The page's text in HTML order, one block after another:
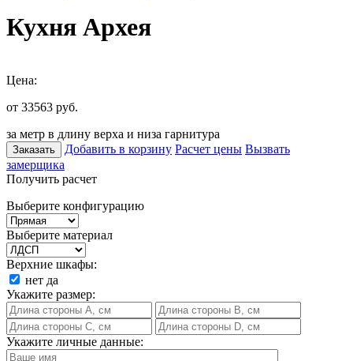
Кухня Архея
Цена:
от 33563 руб.
за метр в длину верха и низа гарнитура
Заказать Добавить в корзину Расчет цены Вызвать
замерщика
Получить расчет
Выберите конфигурацию
Выберите материал
Верхние шкафы:
нет да
Укажите размер:
Укажите личные данные: